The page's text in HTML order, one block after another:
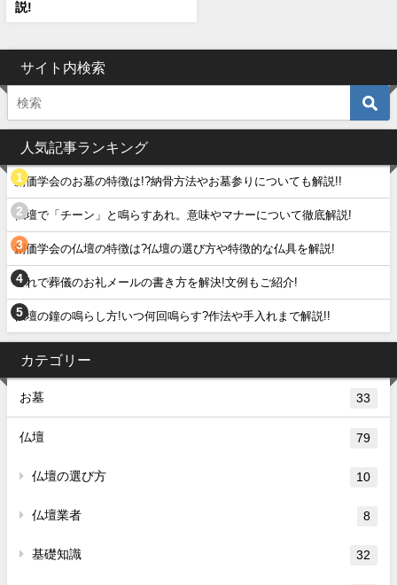
説!
サイト内検索
人気記事ランキング
創価学会のお墓の特徴は!?納骨方法やお墓参りについても解説!!
仏壇で「チーン」と鳴らすあれ。意味やマナーについて徹底解説!
創価学会の仏壇の特徴は?仏壇の選び方や特徴的な仏具を解説!
これで葬儀のお礼メールの書き方を解決!文例もご紹介!
仏壇の鐘の鳴らし方!いつ何回鳴らす?作法や手入れまで解説!!
カテゴリー
お墓 33
仏壇 79
仏壇の選び方 10
仏壇業者 8
基礎知識 32